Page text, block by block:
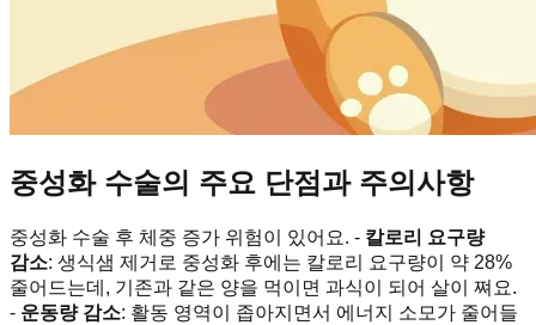
중성화 수술의 주요 단점과 주의사항
중성화 수술 후 체중 증가 위험이 있어요. - 칼로리 요구량
감소: 생식샘 제거로 중성화 후에는 칼로리 요구량이 약 28%
줄어드는데, 기존과 같은 양을 먹이면 과식이 되어 살이 쪄요.
- 운동량 감소: 활동 영역이 좁아지면서 에너지 소모가 줄어들